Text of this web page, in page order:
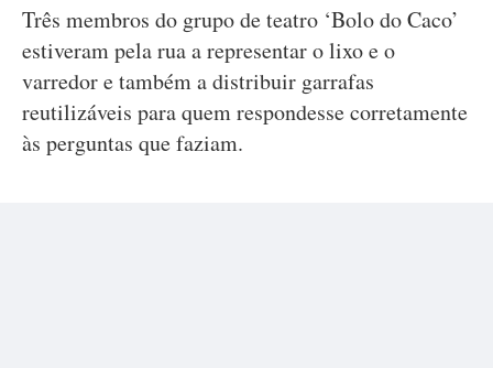
Três membros do grupo de teatro ‘Bolo do Caco’
estiveram pela rua a representar o lixo e o
varredor e também a distribuir garrafas
reutilizáveis para quem respondesse corretamente
às perguntas que faziam.